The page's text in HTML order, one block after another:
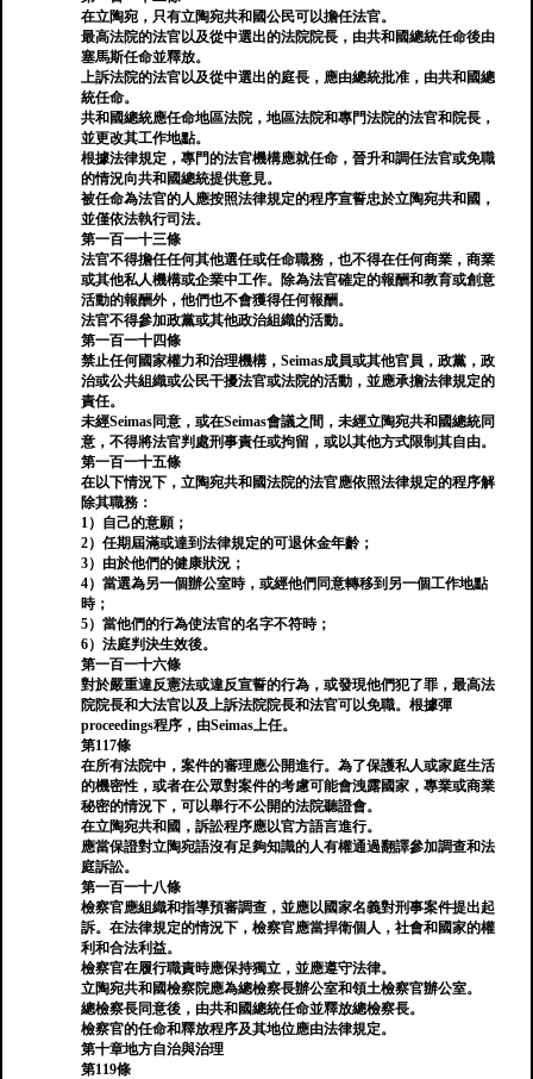
在立陶宛，只有立陶宛共和國公民可以擔任法官。
最高法院的法官以及從中選出的法院院長，由共和國總統任命後由
塞馬斯任命並釋放。
上訴法院的法官以及從中選出的庭長，應由總統批准，由共和國總
統任命。
共和國總統應任命地區法院，地區法院和專門法院的法官和院長，
並更改其工作地點。
根據法律規定，專門的法官機構應就任命，晉升和調任法官或免職
的情況向共和國總統提供意見。
被任命為法官的人應按照法律規定的程序宣誓忠於立陶宛共和國，
並僅依法執行司法。
第一百一十三條
法官不得擔任任何其他選任或任命職務，也不得在任何商業，商業
或其他私人機構或企業中工作。除為法官確定的報酬和教育或創意
活動的報酬外，他們也不會獲得任何報酬。
法官不得參加政黨或其他政治組織的活動。
第一百一十四條
禁止任何國家權力和治理機構，Seimas成員或其他官員，政黨，政
治或公共組織或公民干擾法官或法院的活動，並應承擔法律規定的
責任。
未經Seimas同意，或在Seimas會議之間，未經立陶宛共和國總統同
意，不得將法官判處刑事責任或拘留，或以其他方式限制其自由。
第一百一十五條
在以下情況下，立陶宛共和國法院的法官應依照法律規定的程序解
除其職務：
1）自己的意願；
2）任期屆滿或達到法律規定的可退休金年齡；
3）由於他們的健康狀況；
4）當選為另一個辦公室時，或經他們同意轉移到另一個工作地點
時；
5）當他們的行為使法官的名字不符時；
6）法庭判決生效後。
第一百一十六條
對於嚴重違反憲法或違反宣誓的行為，或發現他們犯了罪，最高法
院院長和大法官以及上訴法院院長和法官可以免職。根據彈
proceedings程序，由Seimas上任。
第117條
在所有法院中，案件的審理應公開進行。為了保護私人或家庭生活
的機密性，或者在公眾對案件的考慮可能會洩露國家，專業或商業
秘密的情況下，可以舉行不公開的法院聽證會。
在立陶宛共和國，訴訟程序應以官方語言進行。
應當保證對立陶宛語沒有足夠知識的人有權通過翻譯參加調查和法
庭訴訟。
第一百一十八條
檢察官應組織和指導預審調查，並應以國家名義對刑事案件提出起
訴。在法律規定的情況下，檢察官應當捍衛個人，社會和國家的權
利和合法利益。
檢察官在履行職責時應保持獨立，並應遵守法律。
立陶宛共和國檢察院應為總檢察長辦公室和領土檢察官辦公室。
總檢察長同意後，由共和國總統任命並釋放總檢察長。
檢察官的任命和釋放程序及其地位應由法律規定。
第十章地方自治與治理
第119條